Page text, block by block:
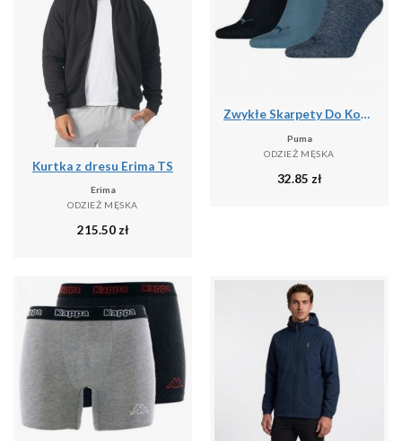
Kurtka z dresu Erima TS
Erima
ODZIEŻ MĘSKA
215.50zł
Zwykłe Skarpety Do Kostki Unisex Dla Dorosłych (zestaw 3 Sztuk)
Puma
ODZIEŻ MĘSKA
32.85 zł